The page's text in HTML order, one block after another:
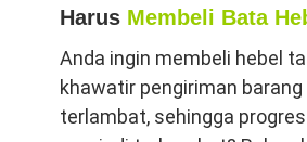
Harus Membeli Bata
Anda ingin membeli hebel
khawatir pengiriman barang
terlambat, sehingga